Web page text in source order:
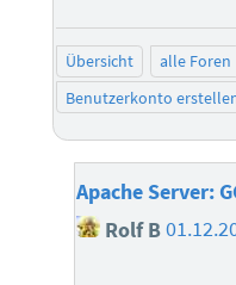
Übersicht alle Foren
Benutzerkonto
Apache Server:
Rolf B